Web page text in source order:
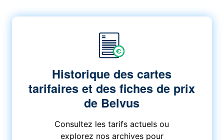
Historique des cartes
tarifaires et des fiches de prix
de Belvus
Consultez les tarifs actuels ou
explorez nos archives pour